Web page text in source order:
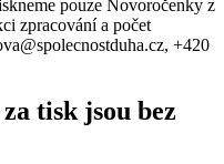
pouze Novoročenky z
zpracování a počet
+420
tisk jsou bez